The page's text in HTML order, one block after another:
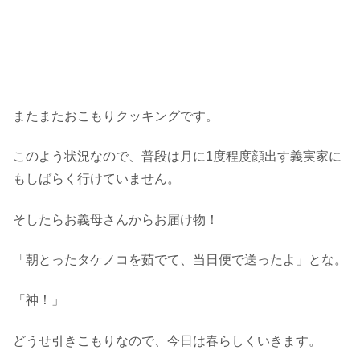
またまたおこもりクッキングです。
このよう状況なので、普段は月に1度程度顔出す義実家に
もしばらく行けていません。
そしたらお義母さんからお届け物！
「朝とったタケノコを茹でて、当日便で送ったよ」とな。
「神！」
どうせ引きこもりなので、今日は春らしくいきます。